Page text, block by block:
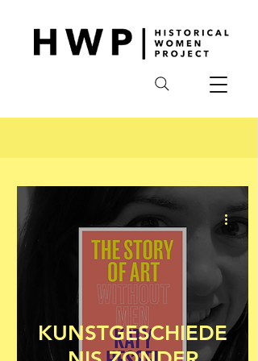
KUNSTGESCHIEDE